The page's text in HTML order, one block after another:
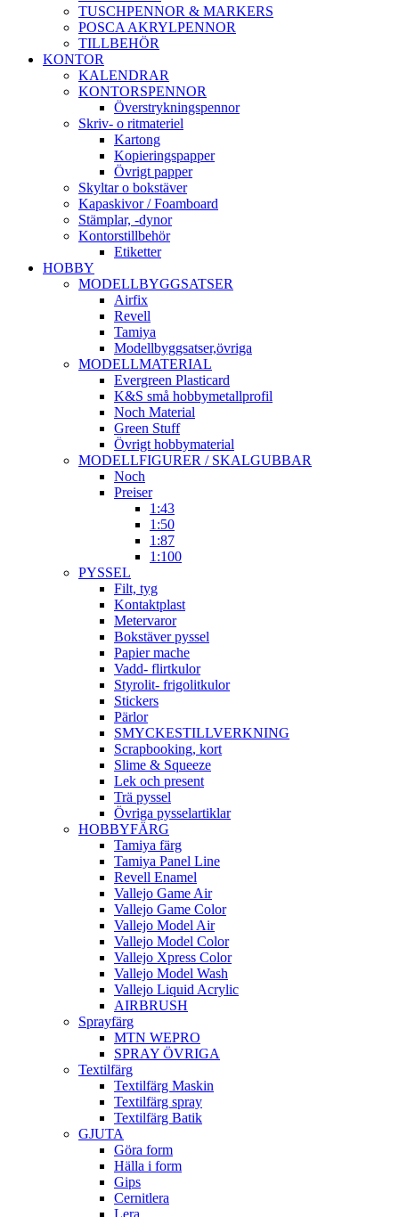
TUSCHPENNOR & MARKERS
POSCA AKRYLPENNOR
TILLBEHÖR
KONTOR
KALENDRAR
KONTORSPENNOR
Överstrykningspennor
Skriv- o ritmateriel
Kartong
Kopieringspapper
Övrigt papper
Skyltar o bokstäver
Kapaskivor / Foamboard
Stämplar, -dynor
Kontorstillbehör
Etiketter
HOBBY
MODELLBYGGSATSER
Airfix
Revell
Tamiya
Modellbyggsatser,övriga
MODELLMATERIAL
Evergreen Plasticard
K&S små hobbymetallprofil
Noch Material
Green Stuff
Övrigt hobbymaterial
MODELLFIGURER / SKALGUBBAR
Noch
Preiser
1:43
1:50
1:87
1:100
PYSSEL
Filt, tyg
Kontaktplast
Metervaror
Bokstäver pyssel
Papier mache
Vadd- flirtkulor
Styrolit- frigolitkulor
Stickers
Pärlor
SMYCKESTILLVERKNING
Scrapbooking, kort
Slime & Squeeze
Lek och present
Trä pyssel
Övriga pysselartiklar
HOBBYFÄRG
Tamiya färg
Tamiya Panel Line
Revell Enamel
Vallejo Game Air
Vallejo Game Color
Vallejo Model Air
Vallejo Model Color
Vallejo Xpress Color
Vallejo Model Wash
Vallejo Liquid Acrylic
AIRBRUSH
Sprayfärg
MTN WEPRO
SPRAY ÖVRIGA
Textilfärg
Textilfärg Maskin
Textilfärg spray
Textilfärg Batik
GJUTA
Göra form
Hälla i form
Gips
Cernitlera
Lera